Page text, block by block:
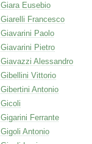
Giara Eusebio
Giarelli Francesco
Giavarini Paolo
Giavarini Pietro
Giavazzi Alessandro
Gibellini Vittorio
Gibertini Antonio
Gicoli
Gigarini Ferrante
Gigoli Antonio